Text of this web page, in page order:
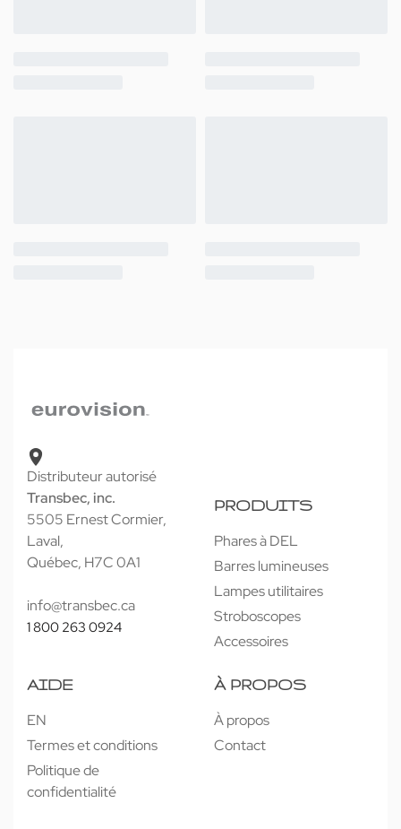
Distributeur autorisé
Transbec, inc.
Laval,
info@transbec.ca
1 800 263 0924
PRODUITS
Phares à DEL
Lampes utilitaires
Stroboscopes